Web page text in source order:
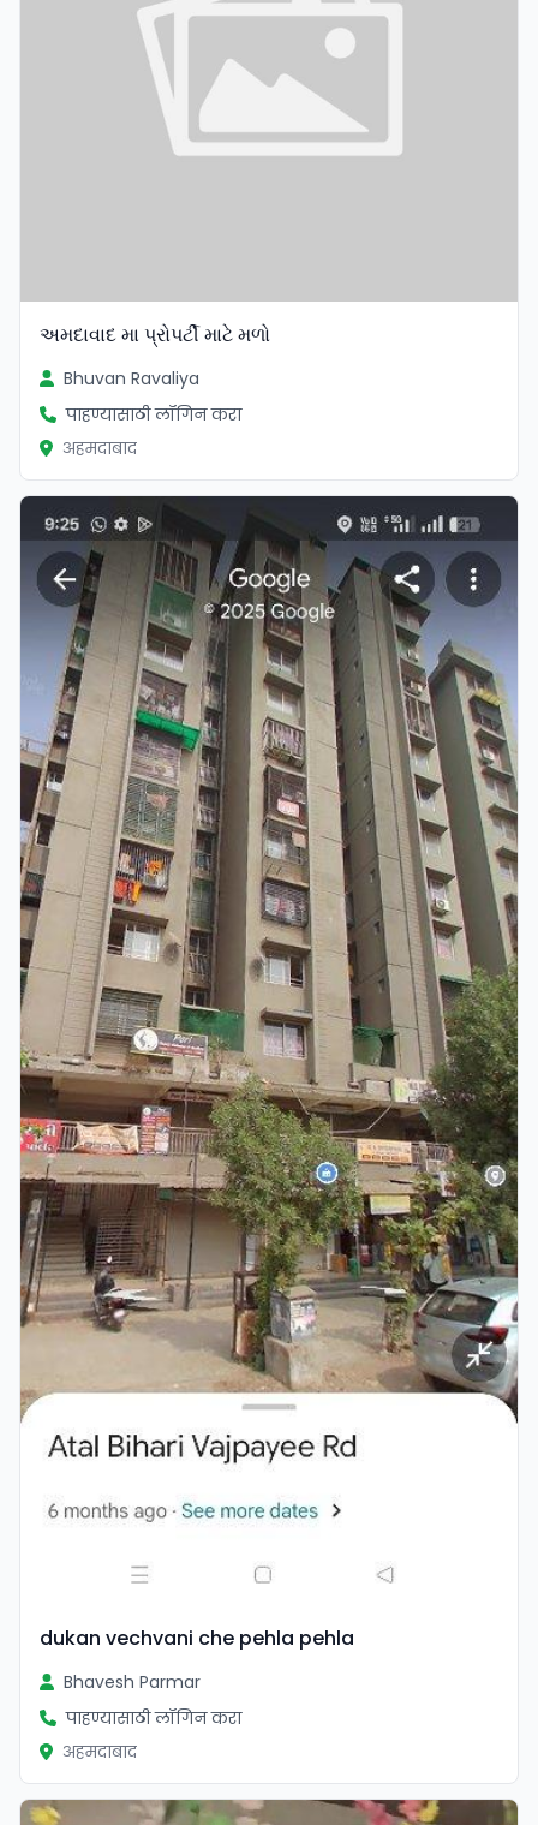
અમદાવાદ મા પ્રોપર્ટી માટે મળો
Bhuvan Ravaliya
पाहण्यासाठी लॉगिन करा
अहमदाबाद
dukan vechvani che pehla pehla
Bhavesh Parmar
पाहण्यासाठी लॉगिन करा
अहमदाबाद